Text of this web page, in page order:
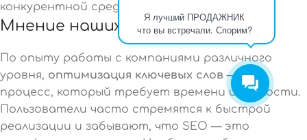
Я лучший ПРОДАЖНИК
что вы встречали. Спорим?
конкурентной среде.
Мнение наших специалистов
По опыту работы с компаниями различного
уровня, оптимизация ключевых слов — это
процесс, который требует времени и гибкости.
Пользователи часто стремятся к быстрой
реализации и забывают, что SEO — это